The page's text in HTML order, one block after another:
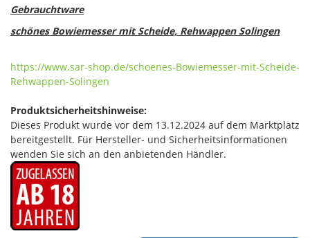
Gebrauchtware
schönes Bowiemesser mit Scheide, Rehwappen Solingen
https://www.sar-shop.de/schoenes-Bowiemesser-mit-Scheide-
Rehwappen-Solingen
Produktsicherheitshinweise:
Dieses Produkt wurde vor dem 13.12.2024 auf dem Marktplatz
bereitgestellt. Für Hersteller- und Sicherheitsinformationen
wenden Sie sich an den anbietenden Händler.